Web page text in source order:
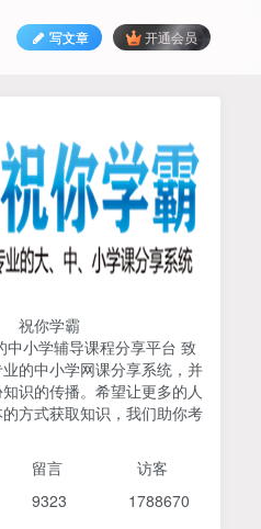
写文章 开通会员
材全解》2025-2026七八九
2026版《浙大优辅》数学公
式定理导引（小学+初中+高
中全套）PDF
3个月前 498人已阅读
（分龄版/年龄阶段分类）
4个月前 488人已阅读
霸
中小学辅导课程分享平台 致
的中小学网课分享系统，并
识的传播。希望让更多的人
方式获取知识，我们助你考
留言 访客
9323 1788670